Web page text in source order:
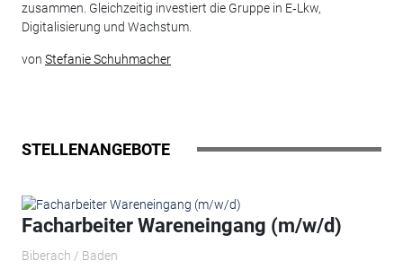
zusammen. Gleichzeitig investiert die Gruppe in E‑Lkw,
Digitalisierung und Wachstum.
von Stefanie Schuhmacher
STELLENANGEBOTE
Facharbeiter Wareneingang (m/w/d)
Biberach / Baden